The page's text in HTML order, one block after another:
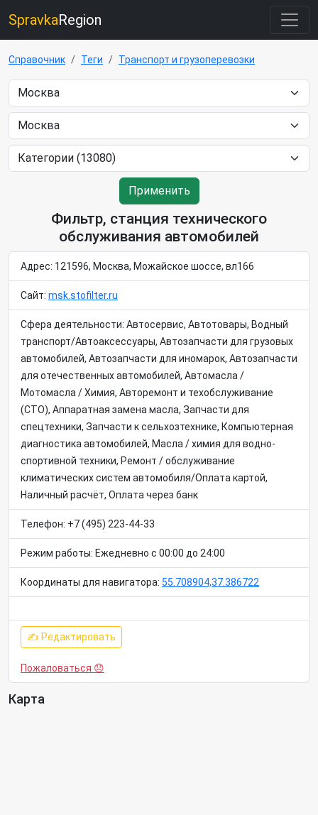
SpravkaRegion
Справочник Теги Транспорт и грузоперевозки
Применить
Фильтр, станция технического
обслуживания автомобилей
Адрес: 121596, Москва, Можайское шоссе, вл166
Сайт: msk.stofilter.ru
Сфера деятельности: Автосервис, Автотовары, Водный
транспорт/Автоаксессуары, Автозапчасти для грузовых
автомобилей, Автозапчасти для иномарок, Автозапчасти
для отечественных автомобилей, Автомасла /
Мотомасла / Химия, Авторемонт и техобслуживание
(СТО), Аппаратная замена масла, Запчасти для
спецтехники, Запчасти к сельхозтехнике, Компьютерная
диагностика автомобилей, Масла / химия для водно-
спортивной техники, Ремонт / обслуживание
климатических систем автомобиля/Оплата картой,
Наличный расчёт, Оплата через банк
Телефон: +7 (495) 223-44-33
Режим работы: Ежедневно с 00:00 до 24:00
Координаты для навигатора: 55.708904,37.386722
✍ Редактировать
Пожаловаться 😞
Карта